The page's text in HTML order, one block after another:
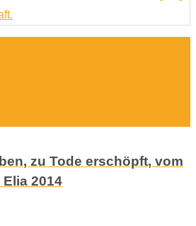
zu Tode erschöpft, vom
2014